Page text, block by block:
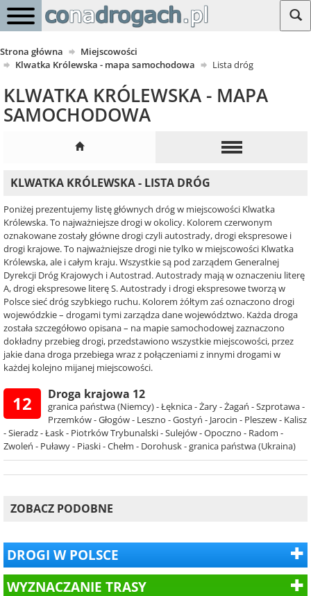
Strona główna
Miejscowości
Klwatka Królewska - mapa samochodowa
Lista dróg
KLWATKA KRÓLEWSKA - MAPA
SAMOCHODOWA
KLWATKA KRÓLEWSKA - LISTA DRÓG
Poniżej prezentujemy listę głównych dróg w miejscowości Klwatka
Królewska. To najważniejsze drogi w okolicy. Kolorem czerwonym
oznakowane zostały główne drogi czyli autostrady, drogi ekspresowe i
drogi krajowe. To najważniejsze drogi nie tylko w miejscowości Klwatka
Królewska, ale i całym kraju. Wszystkie są pod zarządem Generalnej
Dyrekcji Dróg Krajowych i Autostrad. Autostrady mają w oznaczeniu literę
A, drogi ekspresowe literę S. Autostrady i drogi ekspresowe tworzą w
Polsce sieć dróg szybkiego ruchu. Kolorem żółtym zaś oznaczono drogi
wojewódzkie – drogami tymi zarządza dane województwo. Każda droga
została szczegółowo opisana – na mapie samochodowej zaznaczono
dokładny przebieg drogi, przedstawiono wszystkie miejscowości, przez
jakie dana droga przebiega wraz z połączeniami z innymi drogami w
każdej kolejno mijanej miejscowości.
12 Droga krajowa 12
granica państwa (Niemcy) - Łęknica - Żary - Żagań - Szprotawa -
Przemków - Głogów - Leszno - Gostyń - Jarocin - Pleszew - Kalisz
- Sieradz - Łask - Piotrków Trybunalski - Sulejów - Opoczno - Radom -
Zwoleń - Puławy - Piaski - Chełm - Dorohusk - granica państwa (Ukraina)
ZOBACZ PODOBNE
DROGI W POLSCE
WYZNACZANIE TRASY